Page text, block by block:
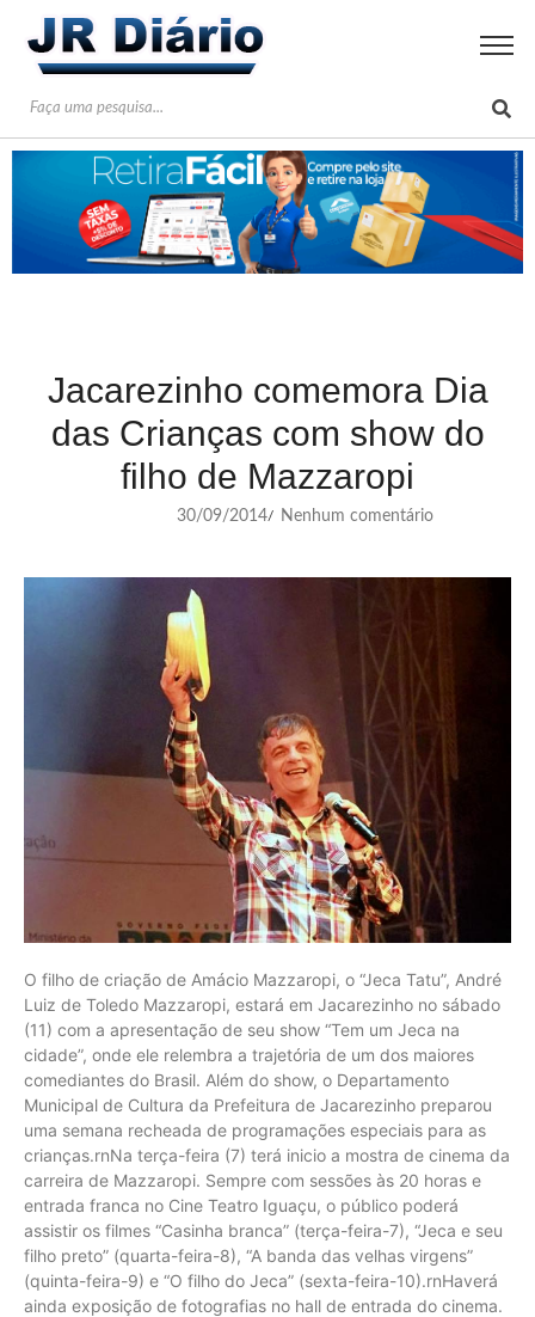
Jacarezinho comemora Dia
das Crianças com show do
filho de Mazzaropi
30/09/2014/ Nenhum comentário
O filho de criação de Amácio Mazzaropi, o “Jeca Tatu”, André
Luiz de Toledo Mazzaropi, estará em Jacarezinho no sábado
(11) com a apresentação de seu show “Tem um Jeca na
cidade”, onde ele relembra a trajetória de um dos maiores
comediantes do Brasil. Além do show, o Departamento
Municipal de Cultura da Prefeitura de Jacarezinho preparou
uma semana recheada de programações especiais para as
crianças.rnNa terça-feira (7) terá inicio a mostra de cinema da
carreira de Mazzaropi. Sempre com sessões às 20 horas e
entrada franca no Cine Teatro Iguaçu, o público poderá
assistir os filmes “Casinha branca” (terça-feira-7), “Jeca e seu
filho preto” (quarta-feira-8), “A banda das velhas virgens”
(quinta-feira-9) e “O filho do Jeca” (sexta-feira-10).rnHaverá
ainda exposição de fotografias no hall de entrada do cinema.